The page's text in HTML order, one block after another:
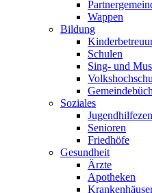
Wappen
Bildung
Schulen
Sing- und
Soziales
Senioren
Friedhöfe
Gesundheit
Ärzte
Apotheken